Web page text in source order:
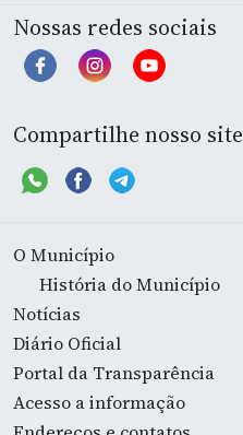
Nossas redes sociais
Compartilhe nosso site
O Município
História do Município
Notícias
Diário Oficial
Portal da Transparência
Acesso a informação